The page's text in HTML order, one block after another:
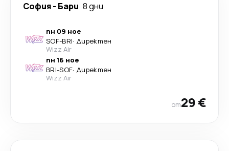
София- Бари 8 дни
пн 09 ное
SOF-BRI· Директен
Wizz Air
пн 16 ное
BRI-SOF· Директен
Wizz Air
от29 €